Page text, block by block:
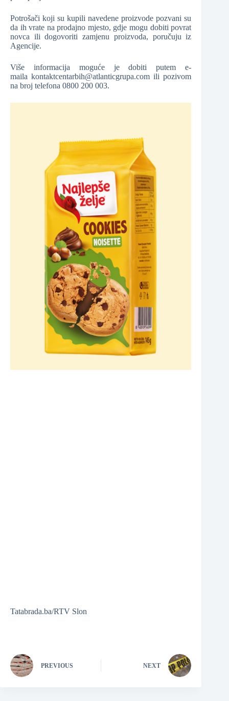
Potrošači koji su kupili navedene proizvode pozvani su
da ih vrate na prodajno mjesto, gdje mogu dobiti povrat
novca ili dogovoriti zamjenu proizvoda, poručuju iz
Agencije.
Više informacija moguće je dobiti putem e-
mailakontaktcentarbih@atlanticgrupa.com ili pozivom
na broj telefona 0800 200 003.
Tatabrada.ba/RTV Slon
PREVIOUS NEXT